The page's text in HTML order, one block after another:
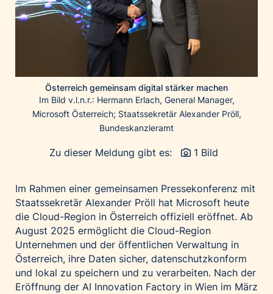
Huawei Consumer Business Group
JYSK
Kroatische Zentrale für Tourismus
List Holding Gruppe
Mondelēz Österreich
Muse Electronics
Neuroth
öbv – Österreichischer Bundesverlag
Ökopharm
Palfinger AG
Österreich gemeinsam digital stärker machen
Im Bild v.l.n.r.: Hermann Erlach, General Manager,
Microsoft Österreich; Staatssekretär Alexander Pröll,
Bundeskanzleramt
Zu dieser Meldung gibt es: 1 Bild
Im Rahmen einer gemeinsamen Pressekonferenz mit
Staatssekretär Alexander Pröll hat Microsoft heute
die Cloud-Region in Österreich offiziell eröffnet. Ab
August 2025 ermöglicht die Cloud-Region
Unternehmen und der öffentlichen Verwaltung in
Österreich, ihre Daten sicher, datenschutzkonform
und lokal zu speichern und zu verarbeiten. Nach der
Eröffnung der AI Innovation Factory in Wien im März